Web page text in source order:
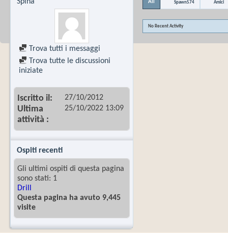
Trova tutti i messaggi
Trova tutte le discussioni
iniziate
Iscritto il 27/10/2012
Ultima
attività
25/10/2022 13:09
Ospiti recenti
Gli ultimi ospiti di questa pagina
sono stati: 1
Drill
Questa pagina ha avuto 9,445
visite
All Spawn574 Amici
No Recent Activity